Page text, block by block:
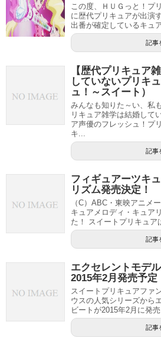
この度、ＨＵＧっと！プ
に歴代プリキュアが出演
出番が確定しているキュ
記事
【歴代プリキュア
していないプリキ
ュ！～スイート）
みんなも知りた～い、私
リキュア雑学は結婚して
ア声優のフレッシュ！プ
キ...
記事
フィギュアーツキ
リズム発売決定！
（C）ABC・東映アニメ
キュアメロディ・キュア
た！ スイートプリキュア
記事
エクセレントモデ
2015年2月発売予定
スイートプリキュアファ
ウスの人気シリーズから
ビートが2015年2月に発
記事